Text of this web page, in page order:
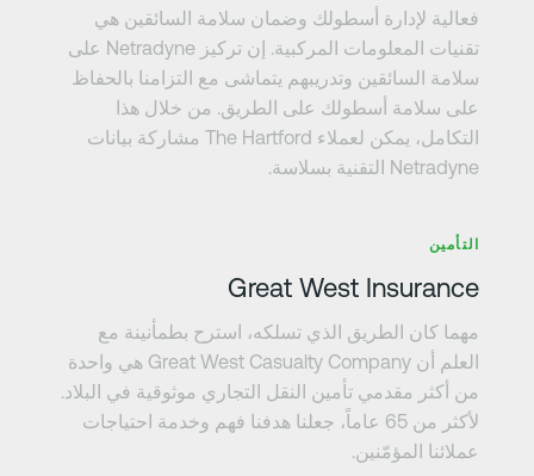
فعالية لإدارة أسطولك وضمان سلامة السائقين هي
تقنيات المعلومات المركبية. إن تركيز Netradyne على
سلامة السائقين وتدريبهم يتماشى مع التزامنا بالحفاظ
على سلامة أسطولك على الطريق. من خلال هذا
التكامل، يمكن لعملاء The Hartford مشاركة بيانات
Netradyne التقنية بسلاسة.
التأمين
Great West Insurance
مهما كان الطريق الذي تسلكه، استرح بطمأنينة مع
العلم أن Great West Casualty Company هي واحدة
من أكثر مقدمي تأمين النقل التجاري موثوقية في البلاد.
لأكثر من 65 عاماً، جعلنا هدفنا فهم وخدمة احتياجات
عملائنا المؤمّنين.